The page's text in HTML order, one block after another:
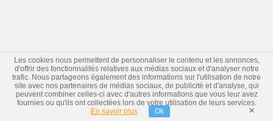
Les cookies nous permettent de personnaliser le contenu et les annonces,
d'offrir des fonctionnalités relatives aux médias sociaux et d'analyser notre
trafic. Nous partageons également des informations sur l'utilisation de notre
site avec nos partenaires de médias sociaux, de publicité et d'analyse, qui
peuvent combiner celles-ci avec d'autres informations que vous leur avez
fournies ou qu'ils ont collectées lors de votre utilisation de leurs services.
En savoir plus
Ok ×